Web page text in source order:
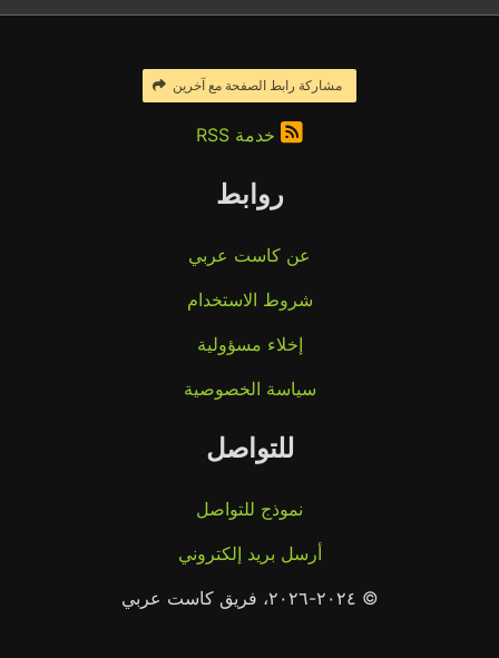
مشاركة رابط الصفحة مع آخرين
خدمة RSS
روابط
عن كاست عربي
شروط الاستخدام
إخلاء مسؤولية
سياسة الخصوصية
للتواصل
نموذج للتواصل
أرسل بريد إلكتروني
© ٢٠٢٤-٢٠٢٦، فريق كاست عربي